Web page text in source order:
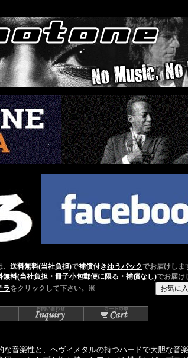
送料無料(当社負担)で補償付きゆうパックでお届けしま
無料(当社負担・冊子小包郵便に限る・補償なし)でお届け
ラをクリックして下さい。※
音楽性と、ヘヴィメタルの持つハードで大胆な